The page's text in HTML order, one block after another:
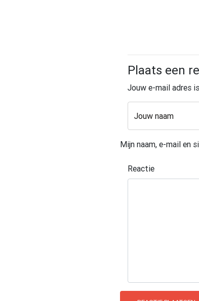
Plaats een
Jouw e-mail adres
Reactie
Jouw naam
Mijn naam, e-mail en